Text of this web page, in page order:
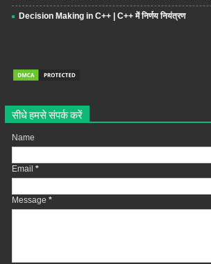
Decision Making in C++ | C++ में निर्णय नियंत्रण
सीधे हमसे संपर्क करें
Name
Email *
Message *